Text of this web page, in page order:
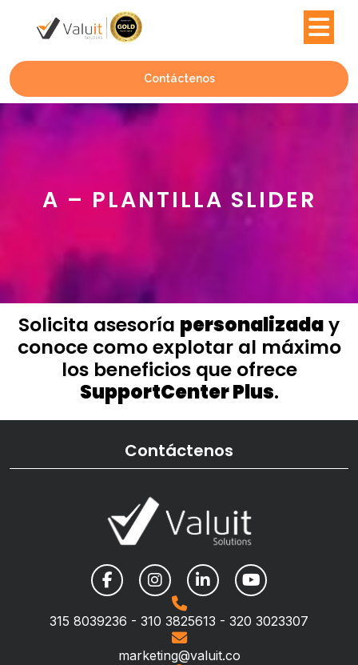
Contáctenos
A – PLANTILLA SLIDER
Solicita asesoría personalizaday
conoce como explotar al máximo
los beneficios que ofrece
SupportCenter Plus.
Contáctenos
315 8039236 - 310 3825613 - 320 3023307
marketing@valuit.co